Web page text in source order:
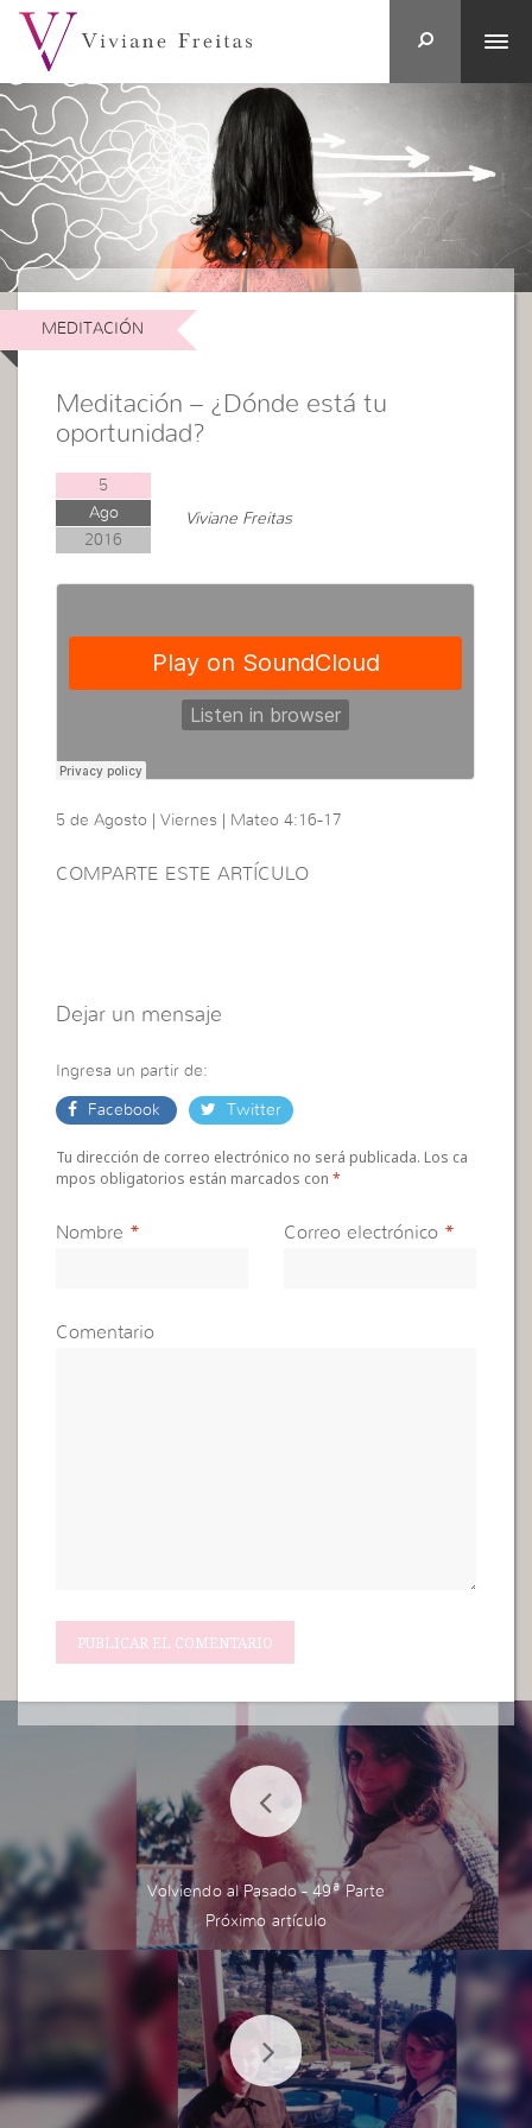
MEDITACIÓN
Meditación – ¿Dónde está tu
oportunidad?
5
Ago
2016
Viviane Freitas
5 de Agosto | Viernes | Mateo 4:16-17
COMPARTE ESTE ARTÍCULO
Dejar un mensaje
Ingresa un partir de:
Facebook Twitter
Tu dirección de correo electrónico no será publicada. Los ca
mpos obligatorios están marcados con*
Nombre * Correo electrónico *
Comentario
Volviendo al Pasado - 49ª Parte